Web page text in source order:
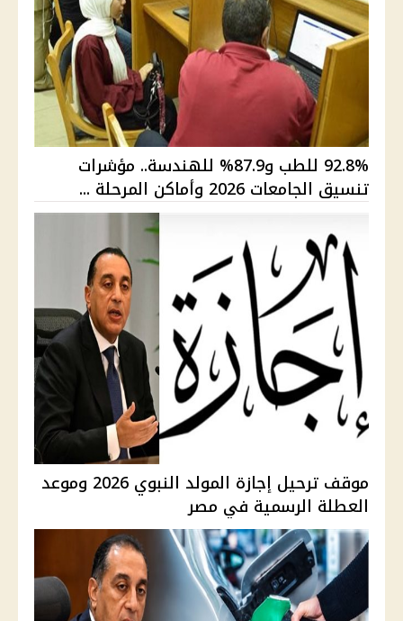
92.8% للطب و87.9% للهندسة.. مؤشرات
تنسيق الجامعات 2026 وأماكن المرحلة ...
موقف ترحيل إجازة المولد النبوي 2026 وموعد
العطلة الرسمية في مصر